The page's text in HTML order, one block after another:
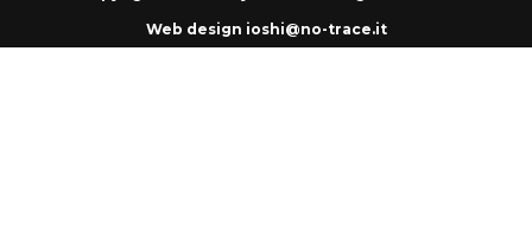
Web design ioshi@no-trace.it